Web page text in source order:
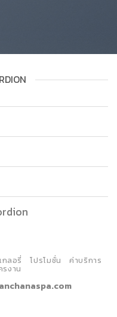
กลอรี่ โปรโมชั่น ค่าบริการ
รงาน